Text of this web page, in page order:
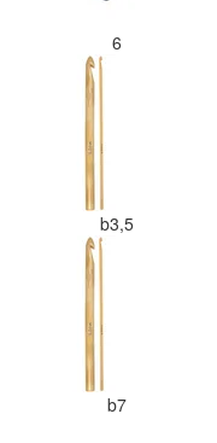
6
b3,5
b7